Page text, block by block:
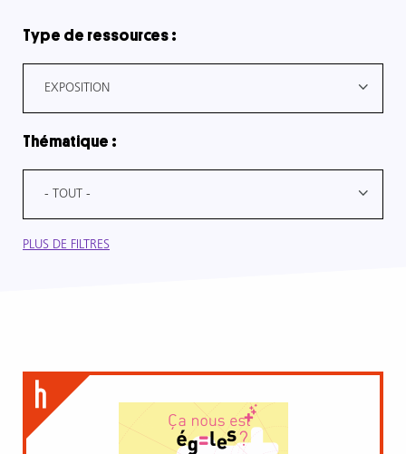
Type de ressources :
EXPOSITION
Thématique :
- TOUT -
PLUS DE FILTRES